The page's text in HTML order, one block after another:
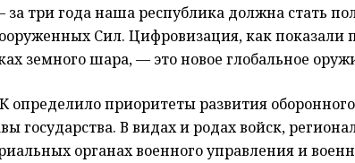
за три года наша республика должна стать
Сил. Цифровизация, как показали
земного шара, — это новое глобальное
определило приоритеты развития
государства. В видах и родах войск,
органах военного управления и